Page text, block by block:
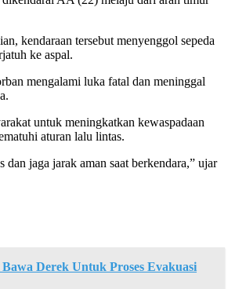
kendaraan tersebut menyenggol sepeda
ke aspal.
mengalami luka fatal dan meninggal
untuk meningkatkan kewaspadaan
aturan lalu lintas.
dan jaga jarak aman saat berkendara,” ujar
Derek Untuk Proses Evakuasi